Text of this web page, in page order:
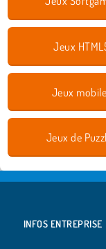
Jeux
Jeux
Jeux de
INFOS ENTREPRISE